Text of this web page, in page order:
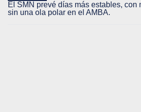
El SMN prevé días más estables, con
sin una ola polar en el AMBA.